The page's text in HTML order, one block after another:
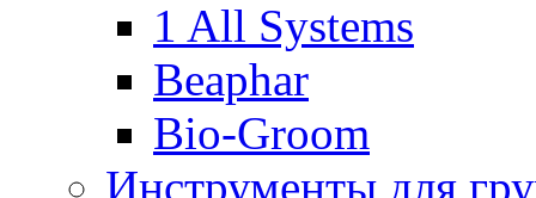
1 All Systems
Beaphar
Bio-Groom
Инструменты для